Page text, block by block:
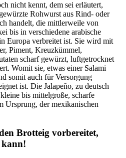
nicht kennt, dem sei erläutert,
Rohwurst aus Rind- oder
handelt, die mittlerweile von
bis in verschiedene arabische
Europa verbreitet ist. Sie wird mit
Piment, Kreuzkümmel,
scharf gewürzt, luftgetrocknet
Womit sie, etwas einer Salami
somit auch für Versorgung
ist. Die Jalapeño, zu deutsch
bis mittelgroße, scharfe
Ursprung, der mexikanischen
Brotteig vorbereitet,
kann!